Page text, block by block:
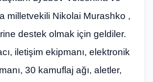
milletvekili Nikolai Murashko ,
destek olmak için geldiler.
iletişim ekipmanı, elektronik
30 kamuflaj ağı, aletler,